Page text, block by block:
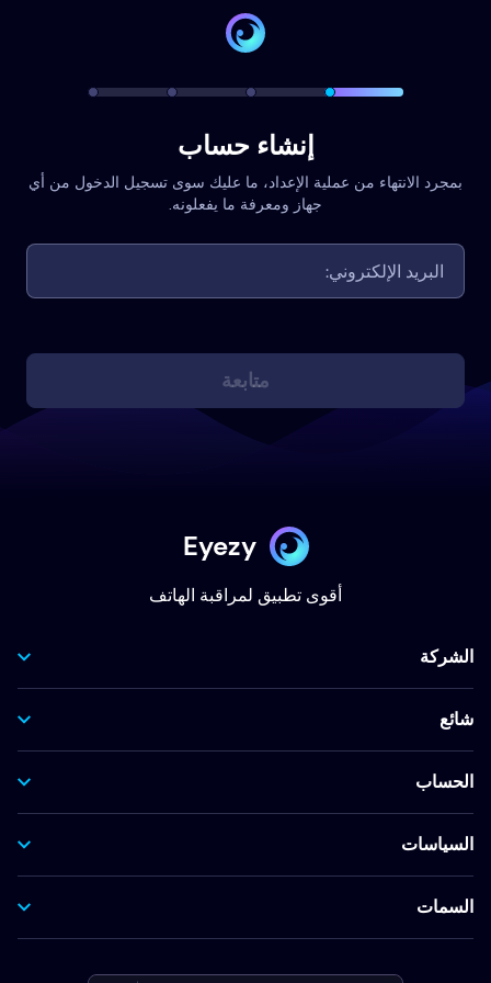
إنشاء حساب
بمجرد الانتهاء من عملية الإعداد، ما عليك سوى تسجيل الدخول من أي
جهاز ومعرفة ما يفعلونه.
متابعة
Eyezy
أقوى تطبيق لمراقبة الهاتف
الشركة
شائع
الحساب
السياسات
السمات